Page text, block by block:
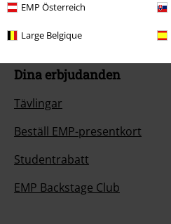
EMP Österreich
Large Belgique
Betalningsmetod
Dina erbjudanden
Tävlingar
Beställ EMP-presentkort
Studentrabatt
EMP Backstage Club